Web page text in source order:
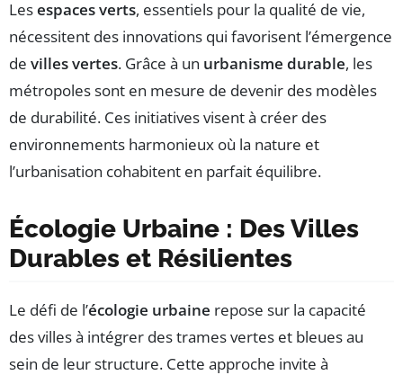
Lesespaces verts, essentiels pour la qualité de vie,
nécessitent des innovations qui favorisent l’émergence
de villes vertes. Grâce à un urbanisme durable, les
métropoles sont en mesure de devenir des modèles
de durabilité. Ces initiatives visent à créer des
environnements harmonieux où la nature et
l’urbanisation cohabitent en parfait équilibre.
Écologie Urbaine : Des Villes
Durables et Résilientes
Le défi de l’écologie urbaine repose sur la capacité
des villes à intégrer des trames vertes et bleues au
sein de leur structure. Cette approche invite à